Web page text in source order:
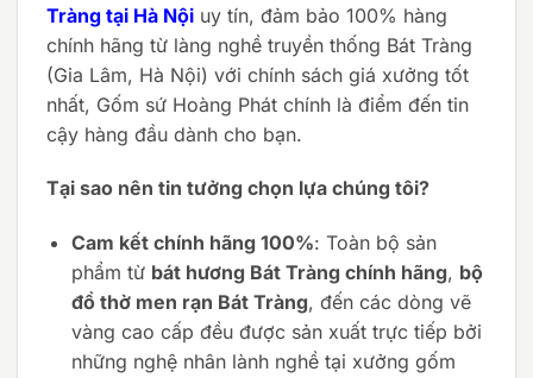
Tràng tại Hà Nội uy tín, đảm bảo 100% hàng
chính hãng từ làng nghề truyền thống Bát Tràng
(Gia Lâm, Hà Nội) với chính sách giá xưởng tốt
nhất, Gốm sứ Hoàng Phát chính là điểm đến tin
cậy hàng đầu dành cho bạn.
Tại sao nên tin tưởng chọn lựa chúng tôi?
Cam kết chính hãng 100%: Toàn bộ sản
phẩm từ bát hương Bát Tràng chính hãng, bộ
đồ thờ men rạn Bát Tràng, đến các dòng vẽ
vàng cao cấp đều được sản xuất trực tiếp bởi
những nghệ nhân lành nghề tại xưởng gốm